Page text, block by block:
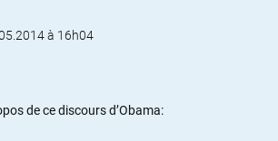
à 16h04
de ce discours d’Obama: